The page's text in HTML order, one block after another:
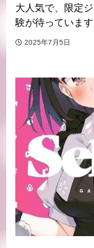
大人気で、限定
験が待っていま
2025年7月5日